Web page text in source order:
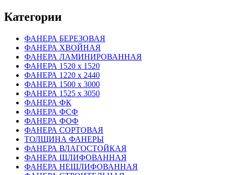
Категории
ФАНЕРА БЕРЕЗОВАЯ
ФАНЕРА ХВОЙНАЯ
ФАНЕРА ЛАМИНИРОВАННАЯ
ФАНЕРА 1520 х 1520
ФАНЕРА 1220 х 2440
ФАНЕРА 1500 х 3000
ФАНЕРА 1525 х 3050
ФАНЕРА ФК
ФАНЕРА ФСФ
ФАНЕРА ФОФ
ФАНЕРА СОРТОВАЯ
ТОЛЩИНА ФАНЕРЫ
ФАНЕРА ВЛАГОСТОЙКАЯ
ФАНЕРА ШЛИФОВАННАЯ
ФАНЕРА НЕШЛИФОВАННАЯ